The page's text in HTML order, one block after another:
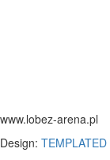
www.lobez-arena.pl
Design: TEMPLATED